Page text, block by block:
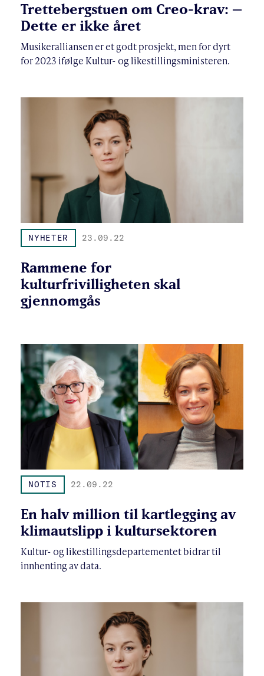
Trettebergstuen om Creo-krav: –
Dette er ikke året
Musikeralliansen er et godt prosjekt, men for dyrt
for 2023 ifølge Kultur- og likestillingsministeren.
NYHETER 23.09.22
Rammene for
kulturfrivilligheten skal
gjennomgås
NOTIS 22.09.22
En halv million til kartlegging av
klimautslipp i kultursektoren
Kultur- og likestillingsdepartementet bidrar til
innhenting av data.